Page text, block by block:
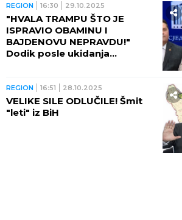
REGION 16:30 29.10.2025
"HVALA TRAMPU ŠTO JE
ISPRAVIO OBAMINU I
BAJDENOVU NEPRAVDU!"
Dodik posle ukidanja
PASTI!
REGION 16:51 28.10.2025
VELIKE SILE ODLUČILE! Šmit
"leti" iz BiH